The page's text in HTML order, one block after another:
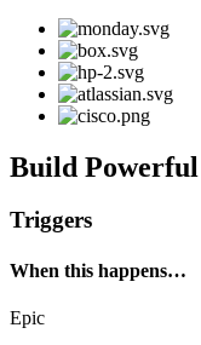
Build
Triggers
When this happens…
Epic